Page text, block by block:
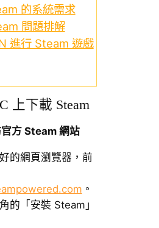
的系統需求
問題排解
進行 Steam 遊戲
上下載 Steam
官方 Steam 網站
的網頁瀏覽器，前
。
的「安裝 Steam」